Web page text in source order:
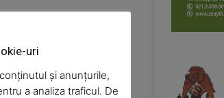
uri
și anunțurile,
a analiza traficul. De